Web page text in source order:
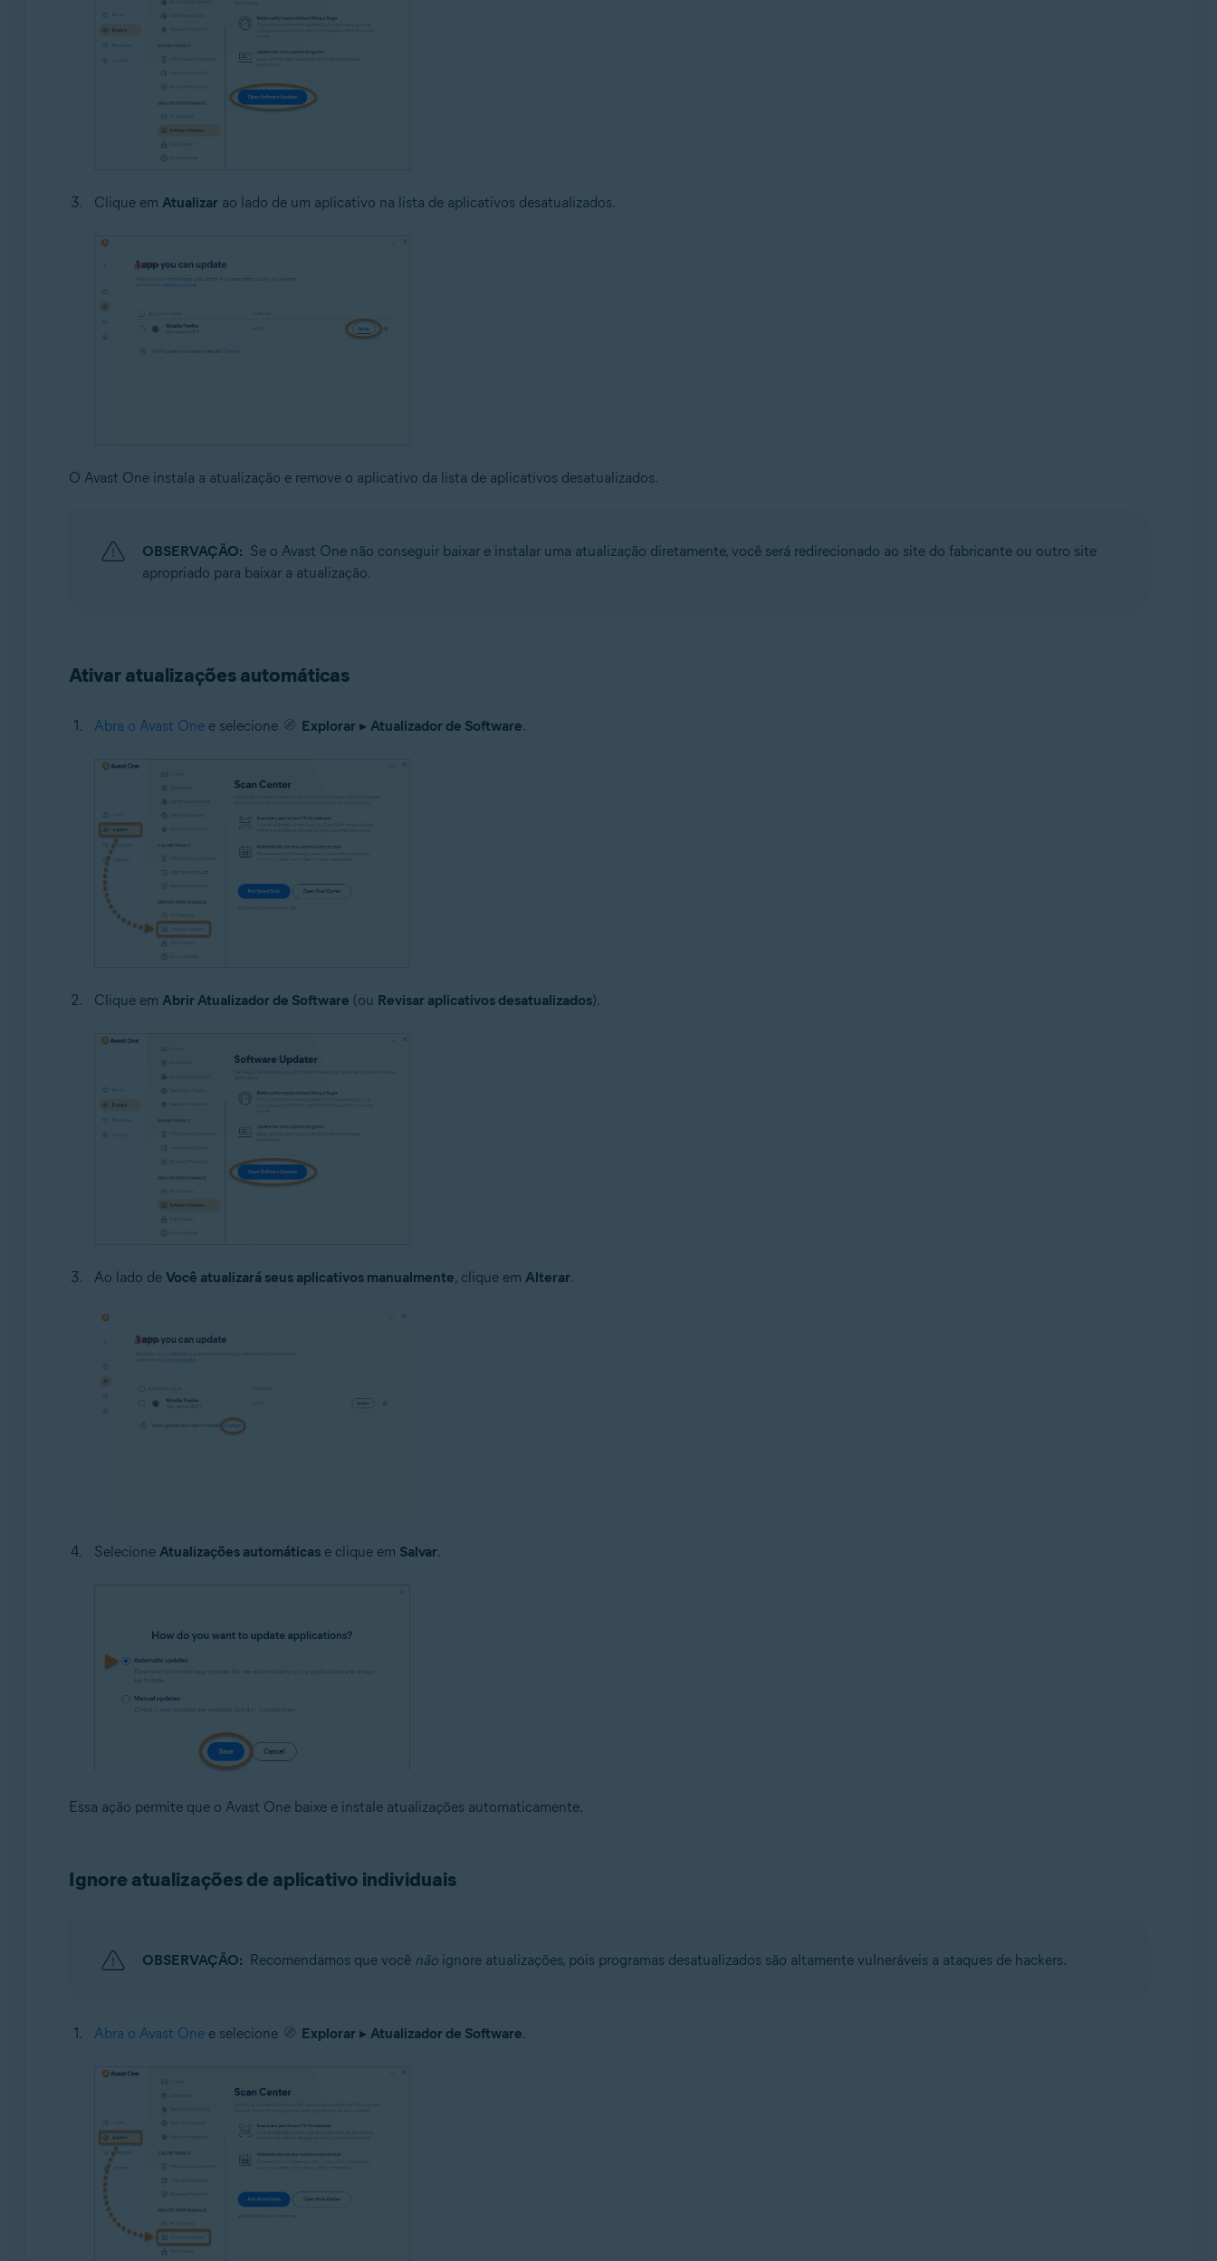
Clique em Atualizar ao lado de um aplicativo na lista de aplicativos desatualizados.
O Avast One instala a atualização e remove o aplicativo da lista de aplicativos desatualizados.
OBSERVAÇÃO: Se o Avast One não conseguir baixar e instalar uma atualização diretamente, você será redirecionado ao site do fabricante ou outro site
apropriado para baixar a atualização.
Ativar atualizações automáticas
Abra o Avast Onee selecione Explorar ▸ Atualizador de Software.
Clique em Abrir Atualizador de Software (ou Revisar aplicativos desatualizados).
Ao lado de Você atualizará seus aplicativos manualmente, clique em Alterar.
Selecione Atualizações automáticase clique em Salvar.
Essa ação permite que o Avast One baixe e instale atualizações automaticamente.
Ignore atualizações de aplicativo individuais
OBSERVAÇÃO: Recomendamos que você nãoignore atualizações, pois programas desatualizados são altamente vulneráveis a ataques de hackers.
Abra o Avast Onee selecione Explorar ▸ Atualizador de Software.